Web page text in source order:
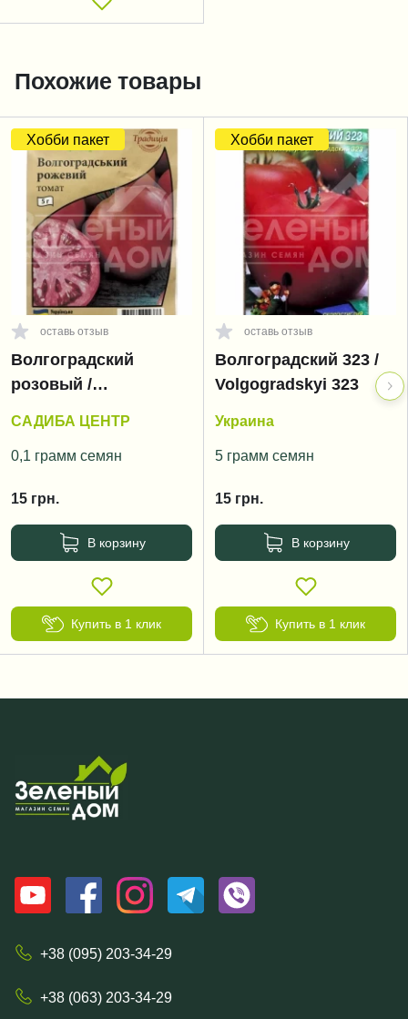
Похожие товары
Хобби пакет
оставь отзыв
Волгоградский
розовый /
САДИБА ЦЕНТР
0,1 грамм семян
15 грн.
В корзину
Купить в 1 клик
Хобби пакет
оставь отзыв
Волгоградский 323 /
Volgogradskyi 323
Украина
5 грамм семян
15 грн.
В корзину
Купить в 1 клик
+38 (095) 203-34-29
+38 (063) 203-34-29